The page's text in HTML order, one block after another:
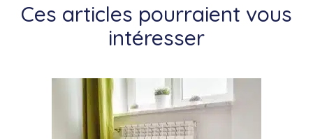
Ces articles pourraient vous
intéresser